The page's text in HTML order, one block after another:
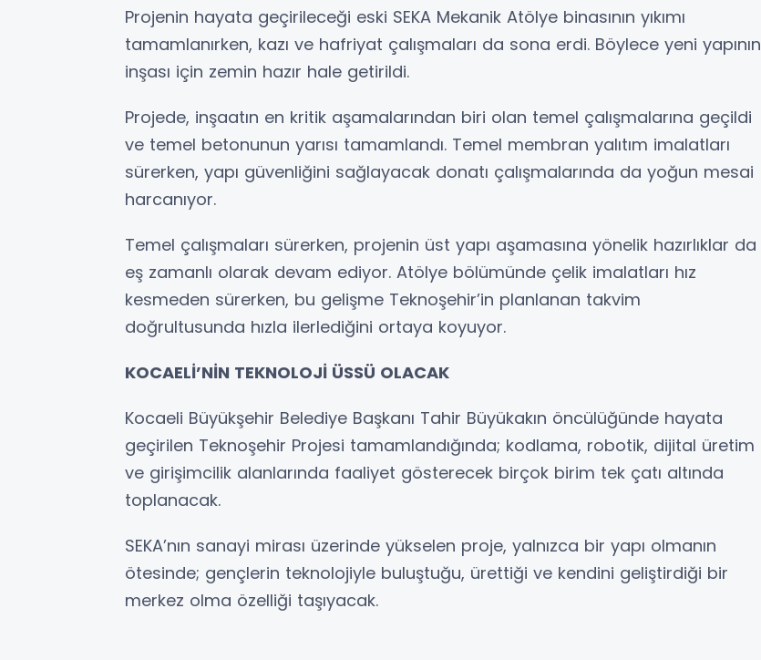
Projenin hayata geçirileceği eski SEKA Mekanik Atölye binasının yıkımı
tamamlanırken, kazı ve hafriyat çalışmaları da sona erdi. Böylece yeni yapının
inşası için zemin hazır hale getirildi.
Projede, inşaatın en kritik aşamalarından biri olan temel çalışmalarına geçildi
ve temel betonunun yarısı tamamlandı. Temel membran yalıtım imalatları
sürerken, yapı güvenliğini sağlayacak donatı çalışmalarında da yoğun mesai
harcanıyor.
Temel çalışmaları sürerken, projenin üst yapı aşamasına yönelik hazırlıklar da
eş zamanlı olarak devam ediyor. Atölye bölümünde çelik imalatları hız
kesmeden sürerken, bu gelişme Teknoşehir’in planlanan takvim
doğrultusunda hızla ilerlediğini ortaya koyuyor.
KOCAELİ’NİN TEKNOLOJİ ÜSSÜ OLACAK
Kocaeli Büyükşehir Belediye Başkanı Tahir Büyükakın öncülüğünde hayata
geçirilen Teknoşehir Projesi tamamlandığında; kodlama, robotik, dijital üretim
ve girişimcilik alanlarında faaliyet gösterecek birçok birim tek çatı altında
toplanacak.
SEKA’nın sanayi mirası üzerinde yükselen proje, yalnızca bir yapı olmanın
ötesinde; gençlerin teknolojiyle buluştuğu, ürettiği ve kendini geliştirdiği bir
merkez olma özelliği taşıyacak.